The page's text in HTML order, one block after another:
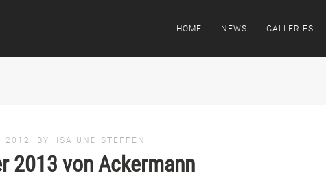
HOME NEWS GALLERIES
2012 BY ISA UND STEFFEN
2013 von Ackermann